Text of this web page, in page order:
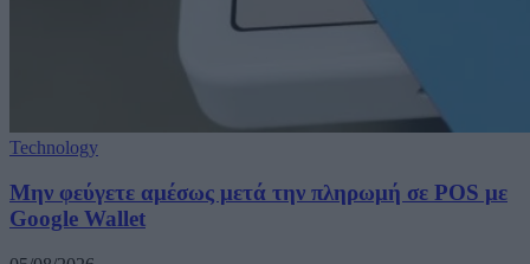
Technology
Μην φεύγετε αμέσως μετά την πληρωμή σε POS με
Google Wallet